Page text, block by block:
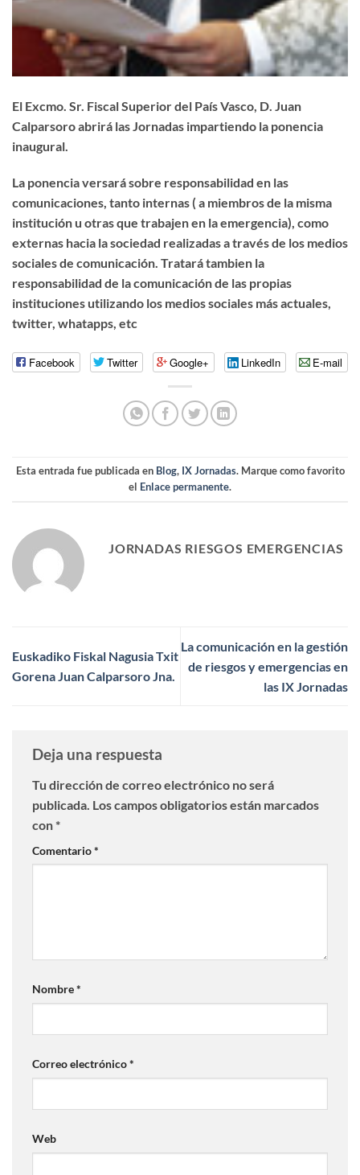
El Excmo. Sr. Fiscal Superior del País Vasco, D. Juan
Calparsoro abrirá las Jornadas impartiendo la ponencia
inaugural.
La ponencia versará sobre responsabilidad en las
comunicaciones, tanto internas ( a miembros de la misma
institución u otras que trabajen en la emergencia), como
externas hacia la sociedad realizadas a través de los medios
sociales de comunicación. Tratará tambien la
responsabilidad de la comunicación de las propias
instituciones utilizando los medios sociales más actuales,
twitter, whatapps, etc
Facebook Twitter Google+ LinkedIn E-mail
Esta entrada fue publicada en Blog, IX Jornadas. Marque como favorito
el Enlace permanente.
JORNADAS RIESGOS EMERGENCIAS
Euskadiko Fiskal Nagusia Txit
Gorena Juan Calparsoro Jna.
La comunicación en la gestión
de riesgos y emergencias en
las IX Jornadas
Deja una respuesta
Tu dirección de correo electrónico no será
publicada. Los campos obligatorios están marcados
con*
Comentario*
Nombre*
Correo electrónico*
Web